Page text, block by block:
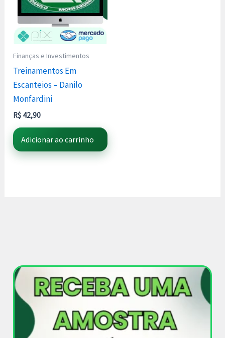
Finanças e Investimentos
Treinamentos Em
Escanteios – Danilo
Monfardini
R$ 42,90
Adicionar ao carrinho